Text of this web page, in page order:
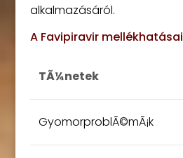
alkalmazásáról.
A Favipiravir mellékhatásai
TÃ¼netek
GyomorproblÃ©mÃ¡k